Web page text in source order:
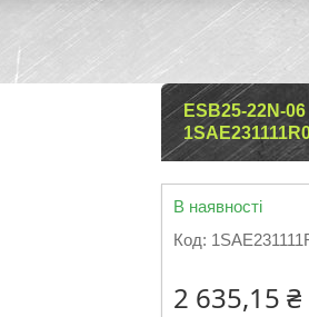
ESB25-22N-
В наявності
Код:
2 635,15 ₴